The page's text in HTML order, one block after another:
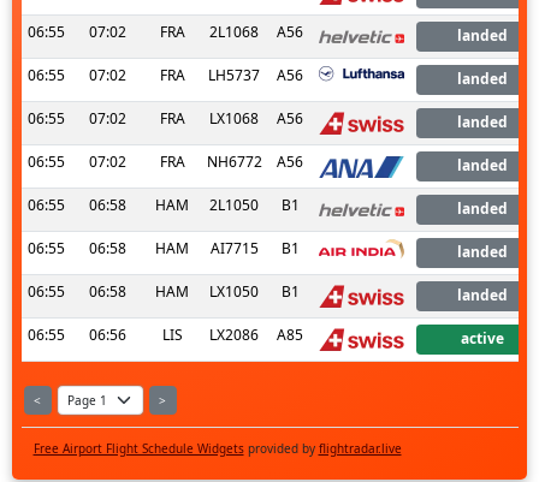
06:55
07:02 FRA 2L1068 A56
landed
06:55
07:02 FRA LH5737 A56
landed
06:55
07:02 FRA LX1068 A56
landed
06:55
07:02 FRA NH6772 A56
landed
06:55
06:58 HAM 2L1050 B1
landed
06:55
06:58 HAM AI7715 B1
landed
06:55
06:58 HAM LX1050 B1
landed
06:55
06:56 LIS LX2086 A85 active
< >
Free Airport Flight Schedule Widgetsprovided by flightradar.live